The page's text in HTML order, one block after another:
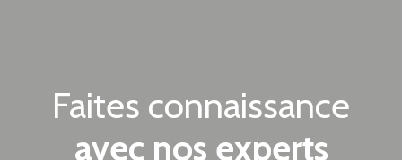
Faites connaissance
avec nos experts